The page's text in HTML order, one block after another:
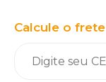
Calcule o frete